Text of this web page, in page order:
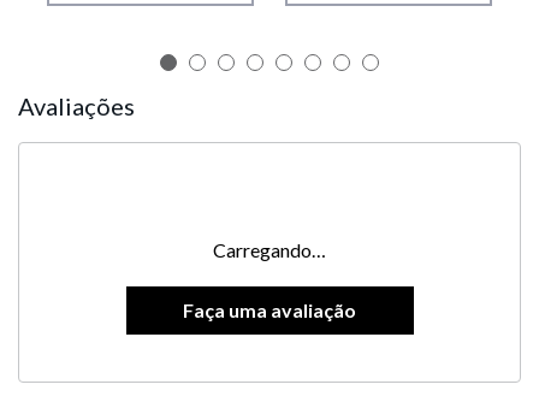
Avaliações
Carregando…